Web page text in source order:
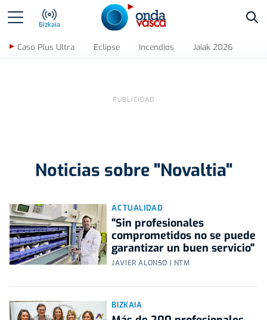
Bizkaia
Caso Plus Ultra Eclipse Incendios Jaiak 2026
Noticias sobre "Novaltia"
ACTUALIDAD
"Sin profesionales
comprometidos no se puede
garantizar un buen servicio"
JAVIER ALONSO | NTM
BIZKAIA